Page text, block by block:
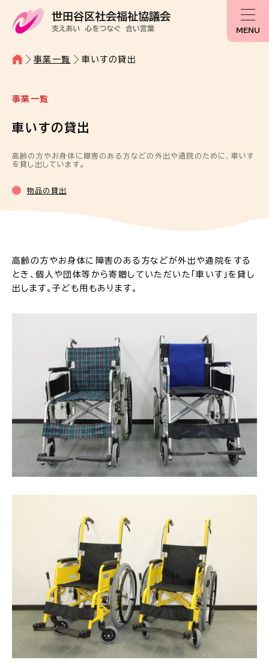
MENU
事業一覧 車いすの貸出
事業一覧
車いすの貸出
高齢の方やお身体に障害のある方などの外出や通院のために、車いす
を貸し出しています。
物品の貸出
高齢の方やお身体に障害のある方などが外出や通院をする
とき、個人や団体等から寄贈していただいた「車いす」を貸し
出します。子ども用もあります。